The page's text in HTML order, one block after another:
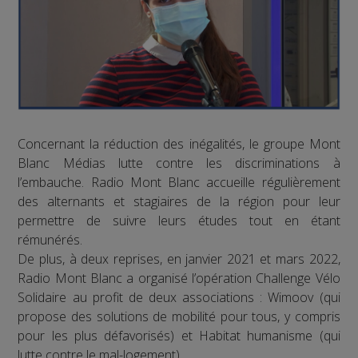
Concernant la réduction des inégalités, le groupe Mont
Blanc Médias lutte contre les discriminations à
l’embauche. Radio Mont Blanc accueille régulièrement
des alternants et stagiaires de la région pour leur
permettre de suivre leurs études tout en étant
rémunérés.
De plus, à deux reprises, en janvier 2021 et mars 2022,
Radio Mont Blanc a organisé l’opération Challenge Vélo
Solidaire au profit de deux associations : Wimoov (qui
propose des solutions de mobilité pour tous, y compris
pour les plus défavorisés) et Habitat humanisme (qui